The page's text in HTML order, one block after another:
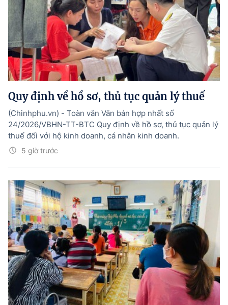
Quy định về hồ sơ, thủ tục quản lý thuế
5 giờ trước
(Chinhphu.vn) - Toàn văn Văn bản hợp nhất số
24/2026/VBHN-TT-BTC Quy định về hồ sơ, thủ tục quản lý
thuế đối với hộ kinh doanh, cá nhân kinh doanh.